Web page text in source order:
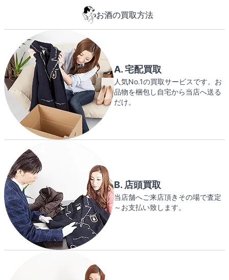
お酒の買取方法
A. 宅配買取
人気No.1の買取サービスです。お
品物を梱包し自宅から当店へ送る
だけ。
B. 店頭買取
当店舗へご来店頂きその場で査定
～お支払い致します。